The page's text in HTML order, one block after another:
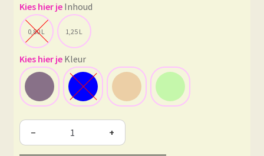
Inhoud
0,80 L 1,25 L
Kleur
− +